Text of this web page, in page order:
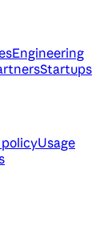
Engineering
Startups
policyUsage